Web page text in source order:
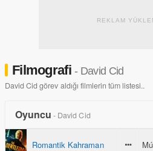
REKLAM
Filmografi- David Cid
David Cid görev aldığı filmlerin tüm listesi..
Oyuncu - David Cid
Romantik Kahraman